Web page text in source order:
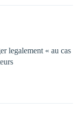
legalement « au cas